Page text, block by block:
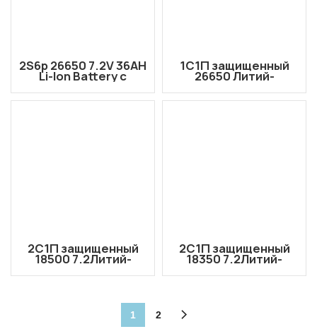
2S6p 26650 7.2V 36AH
Li-Ion Battery с
разъемом AMASS
XT30U
1С1П защищенный
26650 Литий-
5500 мАч провода
2С1П защищенный
18500 7.2Литий-
V/7,4 В, 2000 мАч с
2С1П защищенный
18350 7.2Литий-
В/7,4 В, 1400 мАч с
1 2